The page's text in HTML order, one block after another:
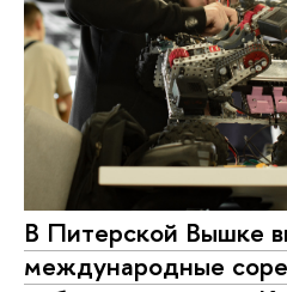
В Питерской Вышке
международные